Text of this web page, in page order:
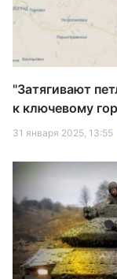
"Затягивают
к ключевому
31 января 2025, 13:55